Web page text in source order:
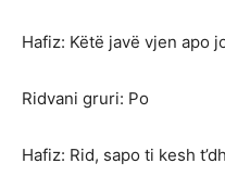
Hafiz: Këtë javë vjen apo
Ridvani gruri: Po
Hafiz: Rid, sapo ti kesh